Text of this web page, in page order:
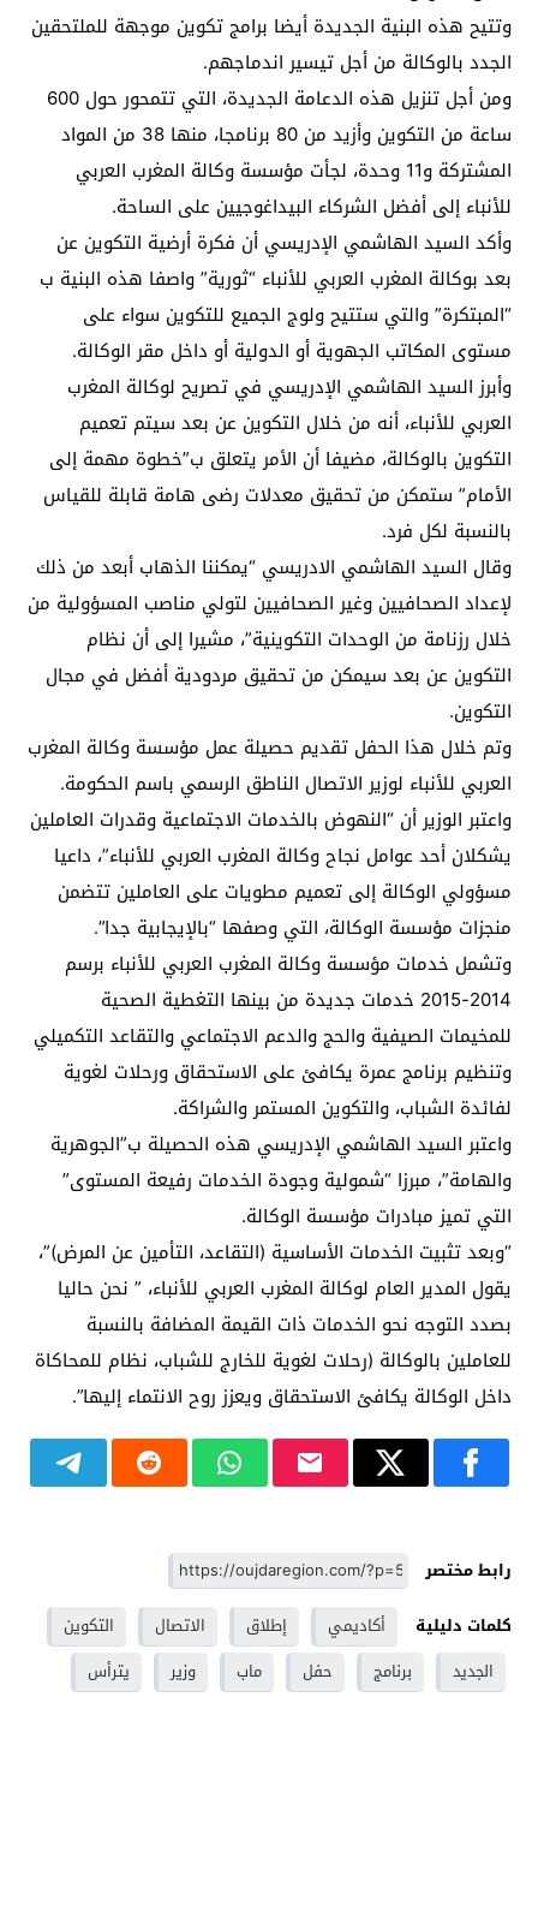
وتتيح هذه البنية الجديدة أيضا برامج تكوين موجهة للملتحقين
الجدد بالوكالة من أجل تيسير اندماجهم.
ومن أجل تنزيل هذه الدعامة الجديدة، التي تتمحور حول 600
ساعة من التكوين وأزيد من 80 برنامجا، منها 38 من المواد
المشتركة و11 وحدة، لجأت مؤسسة وكالة المغرب العربي
للأنباء إلى أفضل الشركاء البيداغوجيين على الساحة.
وأكد السيد الهاشمي الإدريسي أن فكرة أرضية التكوين عن
بعد بوكالة المغرب العربي للأنباء “ثورية” واصفا هذه البنية ب
“المبتكرة” والتي ستتيح ولوج الجميع للتكوين سواء على
مستوى المكاتب الجهوية أو الدولية أو داخل مقر الوكالة.
وأبرز السيد الهاشمي الإدريسي في تصريح لوكالة المغرب
العربي للأنباء، أنه من خلال التكوين عن بعد سيتم تعميم
التكوين بالوكالة، مضيفا أن الأمر يتعلق ب”خطوة مهمة إلى
الأمام” ستمكن من تحقيق معدلات رضى هامة قابلة للقياس
بالنسبة لكل فرد.
وقال السيد الهاشمي الادريسي “يمكننا الذهاب أبعد من ذلك
لإعداد الصحافيين وغير الصحافيين لتولي مناصب المسؤولية من
خلال رزنامة من الوحدات التكوينية”، مشيرا إلى أن نظام
التكوين عن بعد سيمكن من تحقيق مردودية أفضل في مجال
التكوين.
وتم خلال هذا الحفل تقديم حصيلة عمل مؤسسة وكالة المغرب
العربي للأنباء لوزير الاتصال الناطق الرسمي باسم الحكومة.
واعتبر الوزير أن “النهوض بالخدمات الاجتماعية وقدرات العاملين
يشكلان أحد عوامل نجاح وكالة المغرب العربي للأنباء”، داعيا
مسؤولي الوكالة إلى تعميم مطويات على العاملين تتضمن
منجزات مؤسسة الوكالة، التي وصفها “بالإيجابية جدا”.
وتشمل خدمات مؤسسة وكالة المغرب العربي للأنباء برسم
2014-2015 خدمات جديدة من بينها التغطية الصحية
للمخيمات الصيفية والحج والدعم الاجتماعي والتقاعد التكميلي
وتنظيم برنامج عمرة يكافئ على الاستحقاق ورحلات لغوية
لفائدة الشباب، والتكوين المستمر والشراكة.
واعتبر السيد الهاشمي الإدريسي هذه الحصيلة ب”الجوهرية
والهامة”، مبرزا “شمولية وجودة الخدمات رفيعة المستوى”
التي تميز مبادرات مؤسسة الوكالة.
“وبعد تثبيت الخدمات الأساسية (التقاعد، التأمين عن المرض)”،
يقول المدير العام لوكالة المغرب العربي للأنباء، ” نحن حاليا
بصدد التوجه نحو الخدمات ذات القيمة المضافة بالنسبة
للعاملين بالوكالة (رحلات لغوية للخارج للشباب، نظام للمحاكاة
داخل الوكالة يكافئ الاستحقاق ويعزز روح الانتماء إليها”.
رابط مختصر
كلمات دليلية
أكاديمي إطلاق الاتصال
التكوين
الجديد
برنامج حفل ماب وزير يترأس